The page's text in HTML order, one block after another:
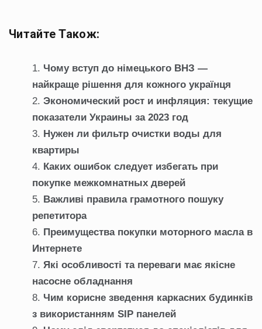
Читайте Також:
Чому вступ до німецького ВНЗ —
найкраще рішення для кожного українця
Экономический рост и инфляция: текущие
показатели Украины за 2023 год
Нужен ли фильтр очистки воды для
квартиры
Каких ошибок следует избегать при
покупке межкомнатных дверей
Важливі правила грамотного пошуку
репетитора
Преимущества покупки моторного масла в
Интернете
Які особливості та переваги має якісне
насосне обладнання
Чим корисне зведення каркасних будинків
з використанням SIP панелей